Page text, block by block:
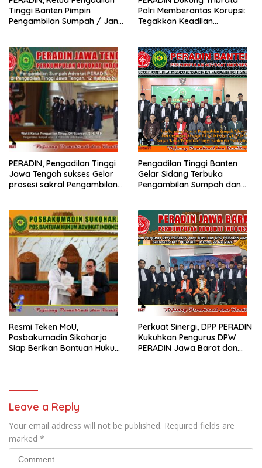
Tinggi Banten Pimpin
Pengambilan Sumpah / Janji
Polri Memberantas Korupsi:
Tegakkan Keadilan
PERADIN, Pengadilan Tinggi
Jawa Tengah sukses Gelar
prosesi sakral Pengambilan
Pengadilan Tinggi Banten
Gelar Sidang Terbuka
Pengambilan Sumpah dan
Resmi Teken MoU,
Posbakumadin Sikoharjo
Siap Berikan Bantuan Hukum
Perkuat Sinergi, DPP PERADIN
Kukuhkan Pengurus DPW
PERADIN Jawa Barat dan
Leave a Reply
Your email address will not be published. Required fields are
marked *